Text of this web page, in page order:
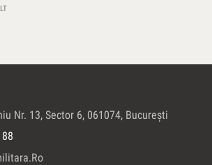
Nr. 13, Sector 6, 061074, Bucureşti